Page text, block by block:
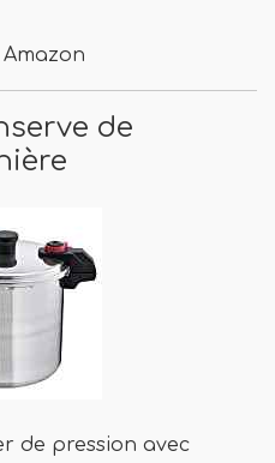
de
de pression avec